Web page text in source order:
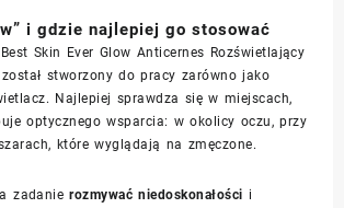
i gdzie najlepiej go stosować
Skin Ever Glow Anticernes Rozświetlający
stworzony do pracy zarówno jako
Najlepiej sprawdza się w miejscach,
optycznego wsparcia: w okolicy oczu, przy
które wyglądają na zmęczone.
zadanierozmywać niedoskonałości i